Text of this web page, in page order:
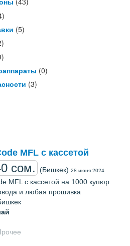
(5)
(0)
(3)
MFL с кассетой
сом. (Бишкек) 28 июня 2024
MFL с кассетой на 1000 купюр.
и любая прошивка